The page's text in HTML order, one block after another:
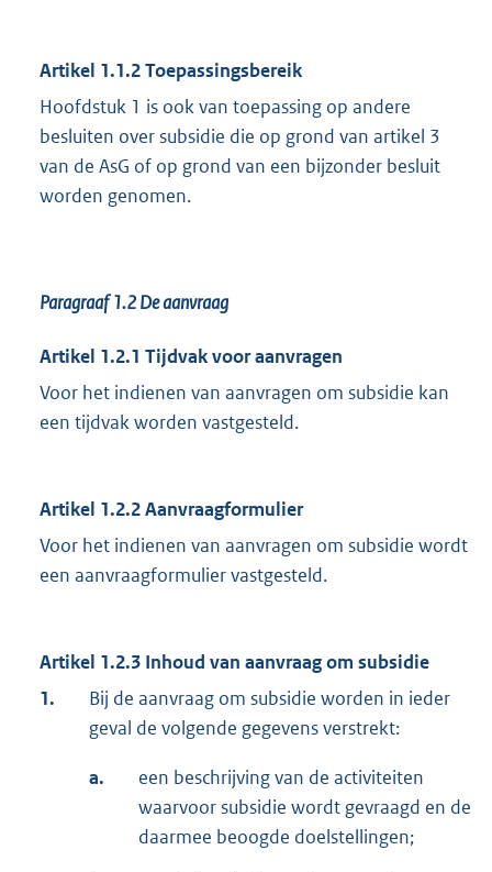
Artikel 1.1.2 Toepassingsbereik
Hoofdstuk 1 is ook van toepassing op andere
besluiten over subsidie die op grond van artikel 3
van de AsG of op grond van een bijzonder besluit
worden genomen.
Paragraaf 1.2De aanvraag
Artikel 1.2.1 Tijdvak voor aanvragen
Voor het indienen van aanvragen om subsidie kan
een tijdvak worden vastgesteld.
Artikel 1.2.2 Aanvraagformulier
Voor het indienen van aanvragen om subsidie wordt
een aanvraagformulier vastgesteld.
Artikel 1.2.3 Inhoud van aanvraag om subsidie
1.
Bij de aanvraag om subsidie worden in ieder
geval de volgende gegevens verstrekt:
a.
een beschrijving van de activiteiten
waarvoor subsidie wordt gevraagd en de
daarmee beoogde doelstellingen;